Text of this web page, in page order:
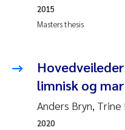
Masters thesis
2015
limnisk og
Anders Bryn,
2020